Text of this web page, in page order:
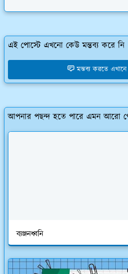
এই পোস্টে এখনো কেউ মন্তব্য করে নি
মন্তব্য করতে
আপনার পছন্দ হতে পারে এমন আরো
ব্যঞ্জনধ্বনি